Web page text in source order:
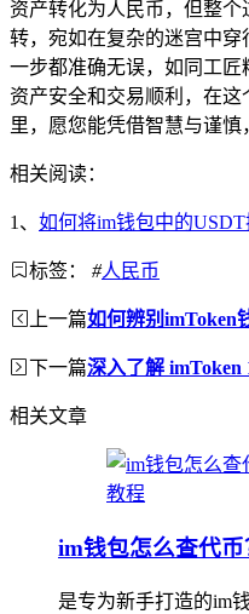
资产转化为人民币，但整
转，宛如在复杂的迷宫中
一步都准确无误，如同工
资产安全和交易顺利，在
里，愿您能凭借智慧与谨慎
相关阅读：
1、 如何将im钱包中的
标签： #人民币
上一篇如何辨别imToken
下一篇深入了解 imToken
相关文章
im钱包怎么查代
是专为新手打造的im